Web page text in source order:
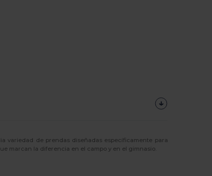
variedad de prendas diseñadas específicamente para
marcan la diferencia en el campo y en el gimnasio.